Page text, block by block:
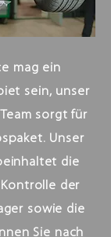
mag ein
sein, unser
sorgt für
Unser
die
der
sowie die
Sie nach